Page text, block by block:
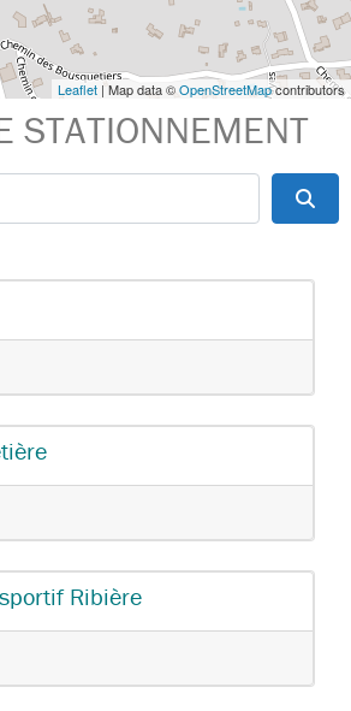
Leaflet | Map data ©OpenStreetMapcontributors
STATIONNEMENT
Ribière